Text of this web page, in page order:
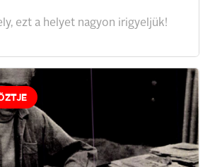
ezt a helyet nagyon irigyeljük!